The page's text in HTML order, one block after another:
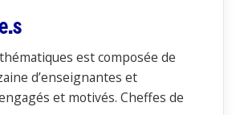
est composée de
d’enseignantes et
et motivés. Cheffes de